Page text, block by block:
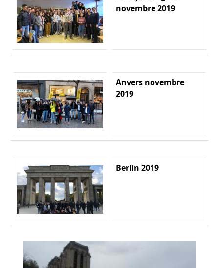
novembre 2019
Anvers novembre
2019
Berlin 2019